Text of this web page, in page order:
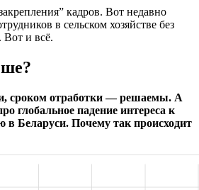
кадров. Вот недавно
в сельском хозяйстве без
Вот и всё.
сроком отработки — решаемы. А
глобальное падение интереса к
Беларуси. Почему так происходит